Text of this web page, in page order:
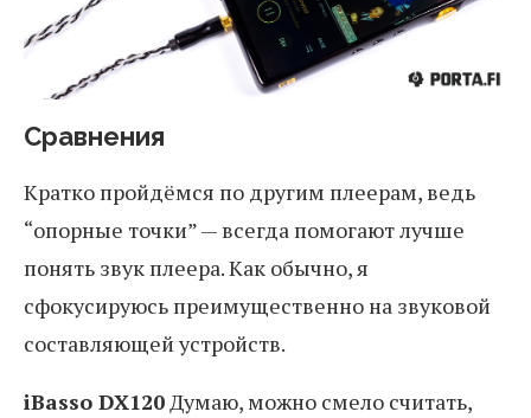
Сравнения
Кратко пройдёмся по другим плеерам, ведь
“опорные точки” — всегда помогают лучше
понять звук плеера. Как обычно, я
сфокусируюсь преимущественно на звуковой
составляющей устройств.
iBasso DX120Думаю, можно смело считать,